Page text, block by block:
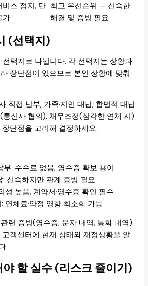
비스 정지, 단
가
최고 우선순위 — 신속한
해결 및 증빙 필요
(선택지)
택지로 나뉩니다. 각 선택지는 상황과
장단점이 있으므로 본인 상황에 맞춰
직접 납부, 가족·지인 대납, 합법적 대납
통신사 협의), 채무조정(심각한 연체 시)
단점을 고려해 결정하세요.
부: 수수료 없음, 영수증 확보 용이
: 신속하지만 관계 증빙 필요
성 높음, 계약서·영수증 확인 필수
연체료·약정 영향 최소화 가능
련 증빙(영수증, 문자 내역, 통화 내역)
객센터에 현재 상태와 재정상황을 알
.
야 할 실수 (리스크 줄이기)